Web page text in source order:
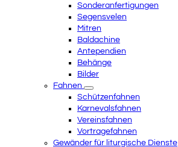
Sonderanfertigungen
Segensvelen
Mitren
Baldachine
Antependien
Behänge
Bilder
Fahnen
Schützenfahnen
Karnevalsfahnen
Vereinsfahnen
Vortragefahnen
Gewänder für liturgische Dienste